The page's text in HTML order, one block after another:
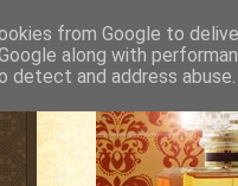
from Google to
along with
detect and address abuse.